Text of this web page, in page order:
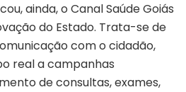
ainda, o Canal Saúde Goiás
do Estado. Trata-se de
com o cidadão,
real a campanhas
de consultas, exames,